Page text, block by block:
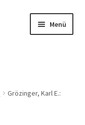
Menü
Grözinger, Karl E.: